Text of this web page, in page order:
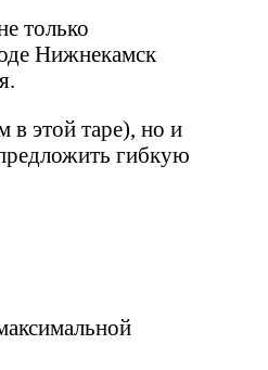
только
Нижнекамск
в этой таре), но и
гибкую